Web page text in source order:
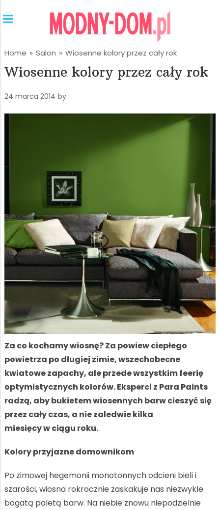
Home » Salon » Wiosenne kolory przez cały rok
Wiosenne kolory przez cały rok
24 marca 2014 by
Za co kochamy wiosnę? Za powiew ciepłego
powietrza po długiej zimie, wszechobecne
kwiatowe zapachy, ale przede wszystkim feerię
optymistycznych kolorów. Eksperci z Para Paints
radzą, aby bukietem wiosennych barw cieszyć się
przez cały czas, a nie zaledwie kilka
miesięcy w ciągu roku.
Kolory przyjazne domownikom
Po zimowej hegemonii monotonnych odcieni bieli i
szarości, wiosna rokrocznie zaskakuje nas niezwykle
bogatą paletą barw. Na niebie znowu niepodzielnie